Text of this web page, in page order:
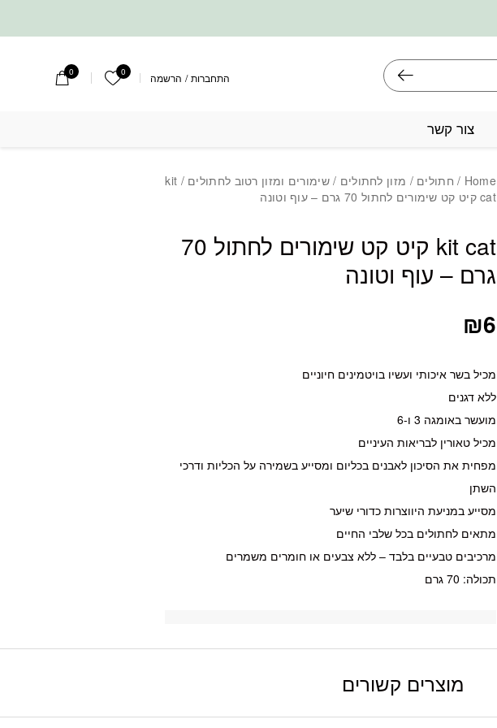
התחברות / הרשמה 0 הרשימה שלי
0
צור קשר
Home
/ חתולים / מזון לחתולים /שימורים ומזון רטוב לחתולים
/ kit
cat קיט קט שימורים לחתול 70 גרם – עוף וטונה
kit cat קיט קט שימורים לחתול 70
גרם – עוף וטונה
₪6
מכיל בשר איכותי ועשיו בויטמינים חיוניים
ללא דגנים
מועשר באומגה 3 ו-6
מכיל טאורין לבריאות העיניים
מפחית את הסיכון לאבנים בכליום ומסייע בשמירה על הכליות ודרכי
השתן
מסייע במניעת היווצרות כדורי שיער
מתאים לחתולים בכל שלבי החיים
מרכיבים טבעיים בלבד – ללא צבעים או חומרים משמרים
תכולה: 70 גרם
מוצרים קשורים